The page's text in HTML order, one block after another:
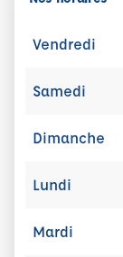
Vendredi
Samedi
Dimanche
Lundi
Mardi